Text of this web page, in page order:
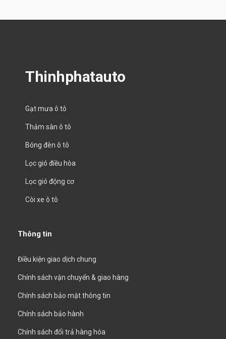
Thinhphatauto
Gạt mưa ô tô
Thảm sàn ô tô
Bóng đèn ô tô
Lọc gió điều hòa
Lọc gió động cơ
Còi xe ô tô
Thông tin
Điều kiện giao dịch chung
Chính sách vận chuyển & giao hàng
Chính sách bảo mật thông tin
Chính sách bảo hành
Chính sách đổi trả hàng hóa